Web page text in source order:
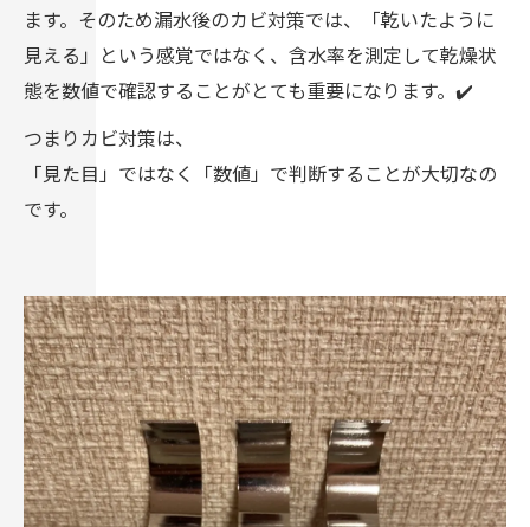
ます。そのため漏水後のカビ対策では、「乾いたように
見える」という感覚ではなく、含水率を測定して乾燥状
態を数値で確認することがとても重要になります。✔️
つまりカビ対策は、
「見た目」ではなく「数値」で判断することが大切なの
です。